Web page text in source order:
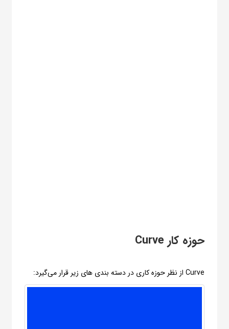
حوزه کار Curve
Curve از نظر حوزه کاری در دسته بندی های زیر قرار می‌گیرد: